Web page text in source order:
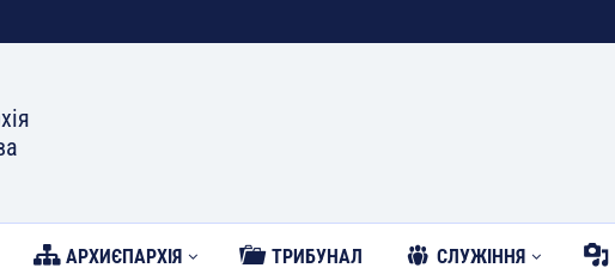
АРХИЄПАРХІЯ ТРИБУНАЛ CЛУЖІННЯ